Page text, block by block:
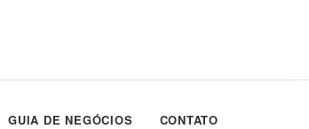
GUIA DE NEGÓCIOS CONTATO